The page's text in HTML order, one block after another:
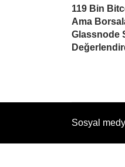
119 Bin
Ama
Glassnode
Sosyal